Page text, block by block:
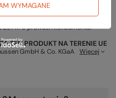
jest 24-miesięczna rękojmia na
o prawach konsumenta.
TEN PRODUKT NA TERENIE UE
GmbH & Co. KGaA Więcej
WYMAGANE